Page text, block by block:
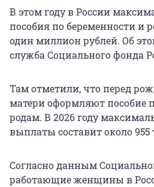
В этом году в России
пособия по беременности и
один миллион рублей. Об
служба Социального фонда
Там отметили, что перед
матери оформляют пособие
родам. В 2026 году
выплаты составит около 955
Согласно данным
работающие женщины в